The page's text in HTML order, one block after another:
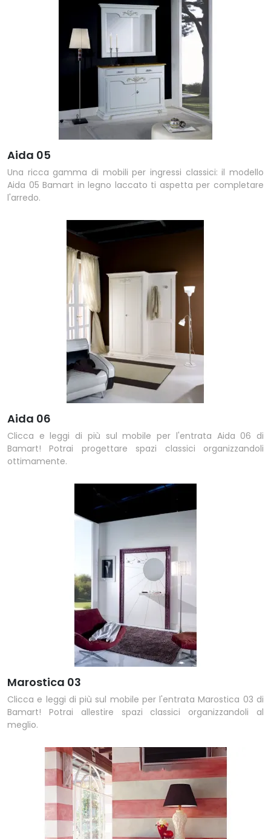
Aida 05
Una ricca gamma di mobili per ingressi classici: il modello
Aida 05 Bamart in legno laccato ti aspetta per completare
l'arredo.
Aida 06
Clicca e leggi di più sul mobile per l'entrata Aida 06 di
Bamart! Potrai progettare spazi classici organizzandoli
ottimamente.
Marostica 03
Clicca e leggi di più sul mobile per l'entrata Marostica 03 di
Bamart! Potrai allestire spazi classici organizzandoli al
meglio.